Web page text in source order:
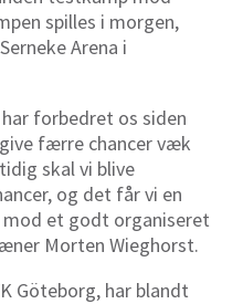
spilles i morgen,
Arena i
forbedret os siden
færre chancer væk
skal vi blive
og det får vi en
et godt organiseret
Morten Wieghorst.
Göteborg, har blandt